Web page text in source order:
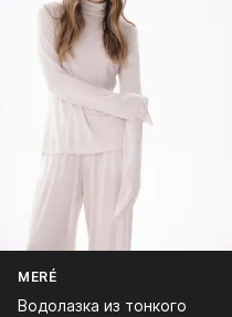
MERÉ
Водолазка из тонкого